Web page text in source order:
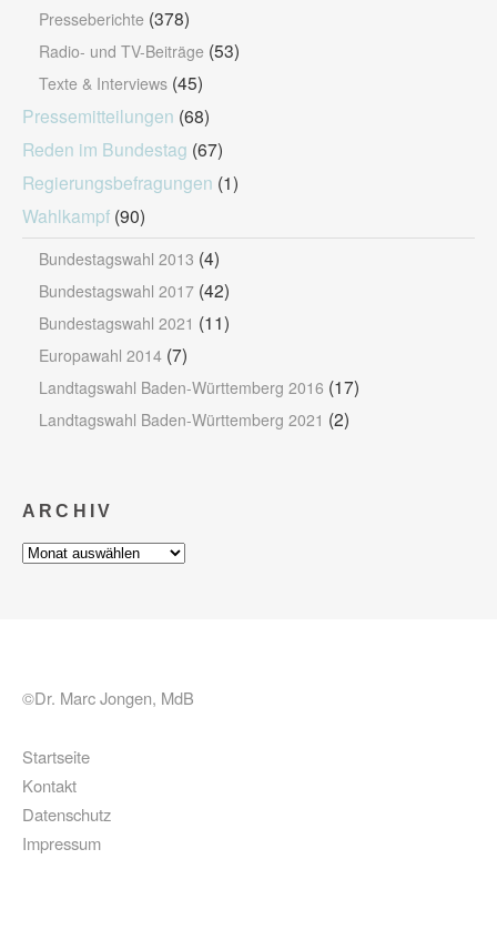
Presseberichte (378)
Radio- und TV-Beiträge (53)
Texte & Interviews (45)
Pressemitteilungen (68)
Reden im Bundestag (67)
Regierungsbefragungen (1)
Wahlkampf (90)
Bundestagswahl 2013 (4)
Bundestagswahl 2017 (42)
Bundestagswahl 2021 (11)
Europawahl 2014 (7)
Landtagswahl Baden-Württemberg 2016 (17)
Landtagswahl Baden-Württemberg 2021 (2)
ARCHIV
Archiv
©Dr. Marc Jongen, MdB
Startseite
Kontakt
Datenschutz
Impressum